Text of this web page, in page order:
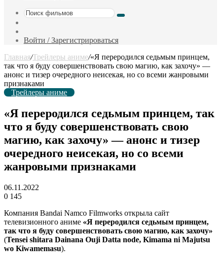
Поиск
фильм
Войти / Зарегистрироваться
Главная/Трейлеры аниме/«Я переродился седьмым принцем,
так что я буду совершенствовать свою магию, как захочу» —
анонс и тизер очередного неисекая, но со всеми жанровыми
признаками
Трейлеры аниме
«Я переродился седьмым принцем, так
что я буду совершенствовать свою
магию, как захочу» — анонс и тизер
очередного неисекая, но со всеми
жанровыми признаками
06.11.2022
0 145
Компания Bandai Namco Filmworks открыла сайт
телевизионного аниме «Я переродился седьмым принцем,
так что я буду совершенствовать свою магию, как захочу»
(Tensei shitara Dainana Ouji Datta node, Kimama ni Majutsu
wo Kiwamemasu).